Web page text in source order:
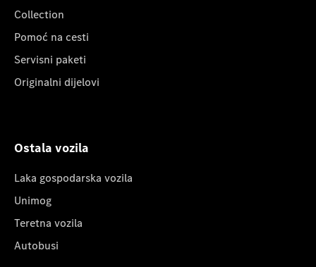
Collection
Pomoć na cesti
Servisni paketi
Originalni dijelovi
Ostala vozila
Laka gospodarska vozila
Unimog
Teretna vozila
Autobusi